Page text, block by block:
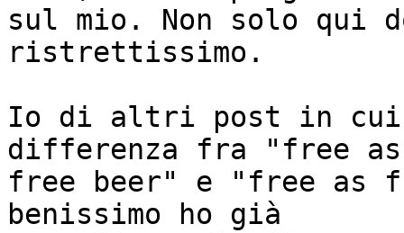
sul mio. Non solo qui
ristrettissimo.
Io di altri post in cui
differenza fra "free as
free beer" e "free as
benissimo ho già